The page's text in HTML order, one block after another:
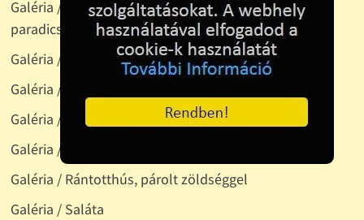
Galéria / Zsíroskenyér: kovászos kenyér, kacsazsír,
paradicsom, lilahagyma
Galéria / Gyümölcstál
Galéria / Húsleves
Galéria / Rántott sertésszelez, tavaszi rizs
Galéria / Káposztasaláta
Galéria / Rántotthús, párolt zöldséggel
Galéria / Saláta